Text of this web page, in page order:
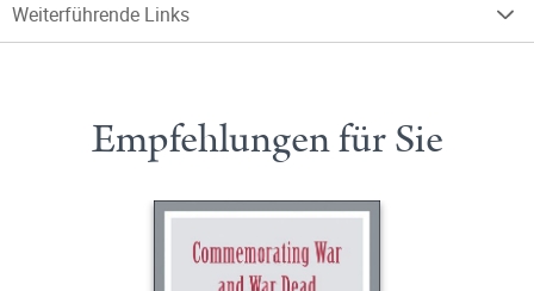
Weiterführende Links
Empfehlungen für Sie